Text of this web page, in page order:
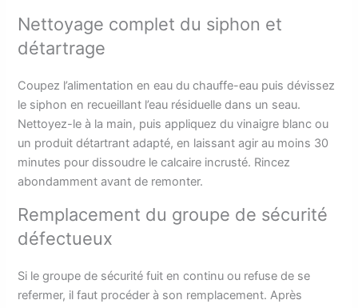
Nettoyage complet du siphon et
détartrage
Coupez l’alimentation en eau du chauffe-eau puis dévissez
le siphon en recueillant l’eau résiduelle dans un seau.
Nettoyez-le à la main, puis appliquez du vinaigre blanc ou
un produit détartrant adapté, en laissant agir au moins 30
minutes pour dissoudre le calcaire incrusté. Rincez
abondamment avant de remonter.
Remplacement du groupe de sécurité
défectueux
Si le groupe de sécurité fuit en continu ou refuse de se
refermer, il faut procéder à son remplacement. Après